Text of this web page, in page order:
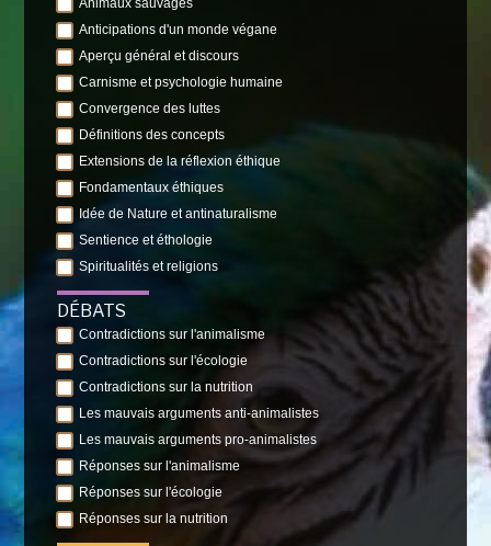
Animaux sauvages
Anticipations d'un monde végane
Aperçu général et discours
Carnisme et psychologie humaine
Convergence des luttes
Définitions des concepts
Extensions de la réflexion éthique
Fondamentaux éthiques
Idée de Nature et antinaturalisme
Sentience et éthologie
Spiritualités et religions
DÉBATS
Contradictions sur l'animalisme
Contradictions sur l'écologie
Contradictions sur la nutrition
Les mauvais arguments anti-animalistes
Les mauvais arguments pro-animalistes
Réponses sur l'animalisme
Réponses sur l'écologie
Réponses sur la nutrition